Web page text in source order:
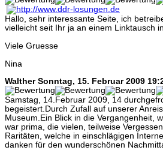
Hallo, sehr interessante Seite, ich
vielleicht seit Ihr ja an einem Linktausch
Viele Gruesse
Nina
Walther Sonntag, 15. Februar 2009
Samstag, 14.Februar 2009, 14
begeistert.Durch Zufall auf unserer
Museum.Ein Blick in die Vergangenheit,
war prima, die vielen, teilweise
Raritäten, welche in einschlägigen
danken für den wunderschönen